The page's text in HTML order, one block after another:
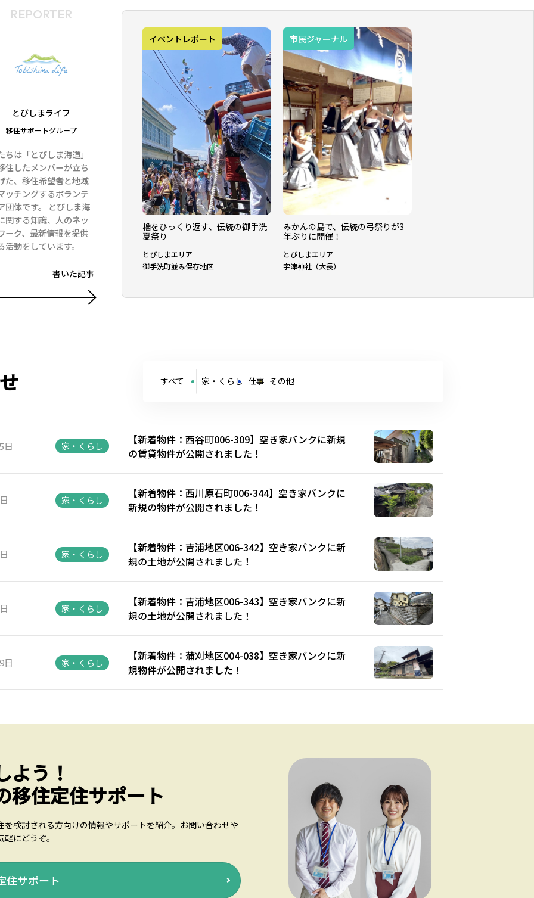
REPORTER
とびしまライフ
移住サポートグループ
ちは「とびしま海道」
住したメンバーが立ち
た、移住希望者と地域
ッチングするボランテ
団体です。 とびしま海
関する知識、人のネッ
ーク、最新情報を提供
活動をしています。
書いた記事
イベントレポート
櫓をひっくり返す、伝統の御手洗
夏祭り
とびしまエリア
御手洗町並み保存地区
市民ジャーナル
みかんの島で、伝統の弓祭りが3
年ぶりに開催！
とびしまエリア
宇津神社（大長）
すべて 家・くらし 仕事 その他
日 家・くらし
【新着物件：西谷町006-309】空き家バンクに新規
の賃貸物件が公開されました！
家・くらし
【新着物件：西川原石町006-344】空き家バンクに
新規の物件が公開されました！
家・くらし
【新着物件：吉浦地区006-342】空き家バンクに新
規の土地が公開されました！
家・くらし
【新着物件：吉浦地区006-343】空き家バンクに新
規の土地が公開されました！
日 家・くらし
【新着物件：蒲刈地区004-038】空き家バンクに新
規物件が公開されました！
よう！
移住定住サポート
を検討される方向けの情報やサポートを紹介。お問い合わせや
にどうぞ。
住サポート